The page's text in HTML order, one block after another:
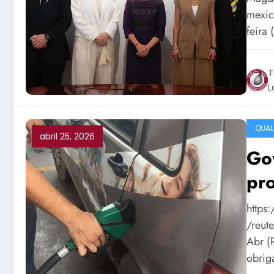
feira
abril 25, 2026
/
Abr